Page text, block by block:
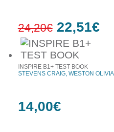
έκπτωση
24,20€ 22,51€
INSPIRE B1+ TEST BOOK
STEVENS CRAIG, WESTON OLIVIA
14,00€